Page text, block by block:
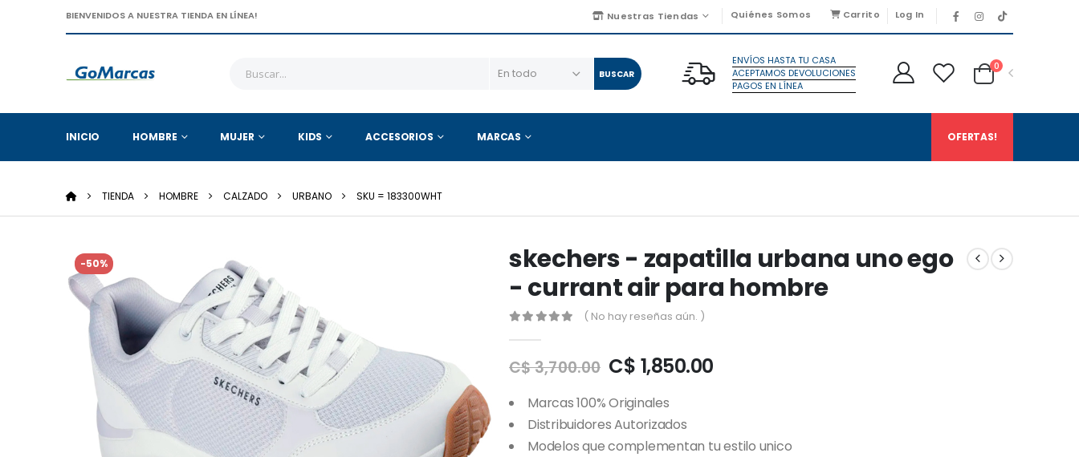
BIENVENIDOS A NUESTRA TIENDA EN LÍNEA! Nuestras Tiendas Quiénes Somos Carrito Log In
BUSCAR
ENVÍOS HASTA TU CASA
ACEPTAMOS DEVOLUCIONES
PAGOS EN LÍNEA
0
INICIO HOMBRE MUJER KIDS ACCESORIOS MARCAS OFERTAS!
TIENDA HOMBRE CALZADO URBANO SKU = 183300WHT
-50%
skechers - zapatilla urbana uno ego
- currant air para hombre
( No hay reseñas aún. )
C$ 3,700.00 C$ 1,850.00
Marcas 100% Originales
Distribuidores Autorizados
Modelos que complementan tu estilo unico